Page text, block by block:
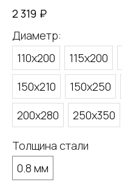
2 319 ₽
Диаметр:
110х200
115х200
150х210
150х250
200х280
250х350
Толщина стали
0.8 мм